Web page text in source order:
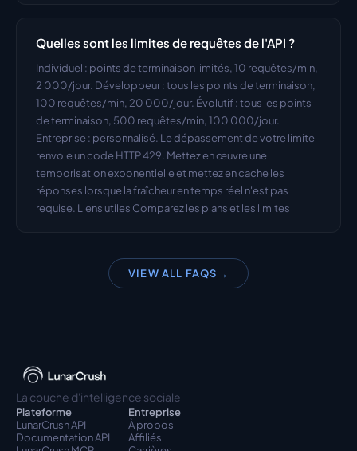
Quelles sont les limites de requêtes de l'API ?
Individuel : points de terminaison limités, 10 requêtes/min,
2 000/jour. Développeur : tous les points de terminaison,
100 requêtes/min, 20 000/jour. Évolutif : tous les points
de terminaison, 500 requêtes/min, 100 000/jour.
Entreprise : personnalisé. Le dépassement de votre limite
renvoie un code HTTP 429. Mettez en œuvre une
temporisation exponentielle et mettez en cache les
réponses lorsque la fraîcheur en temps réel n'est pas
requise. Liens utiles Comparez les plans et les limites
VIEW ALL FAQS →
La couche d'intelligence sociale
Plateforme
LunarCrush API
Documentation API
Entreprise
À propos
Affiliés